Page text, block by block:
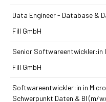
Data Engineer - Database &
Fill GmbH
Senior Softwareentwickler:in
Fill GmbH
Softwareentwickler:in in
Schwerpunkt Daten & BI (m/